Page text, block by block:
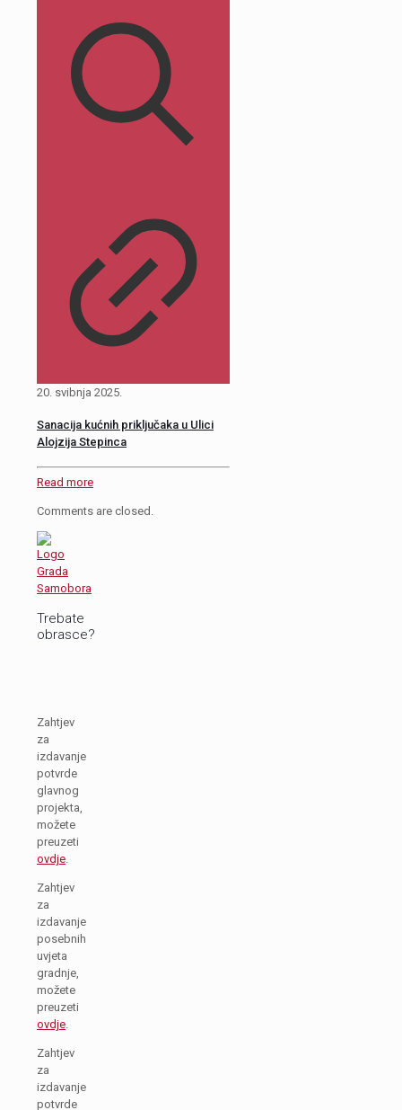
20. svibnja 2025.
Sanacija kućnih priključaka u Ulici
Alojzija Stepinca
Read more
Comments are closed.
Trebate
obrasce?
Zahtjev
za
izdavanje
potvrde
glavnog
projekta,
možete
preuzeti
ovdje.
Zahtjev
za
izdavanje
posebnih
uvjeta
gradnje,
možete
preuzeti
ovdje.
Zahtjev
za
izdavanje
potvrde